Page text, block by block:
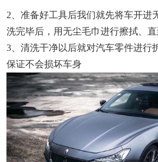
2、准备好工具后我们就先将车开进
洗完毕后，用无尘毛巾进行擦拭、直
3、清洗干净以后就对汽车零件进行
保证不会损坏车身